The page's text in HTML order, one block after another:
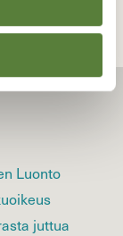
Luonto
juttua